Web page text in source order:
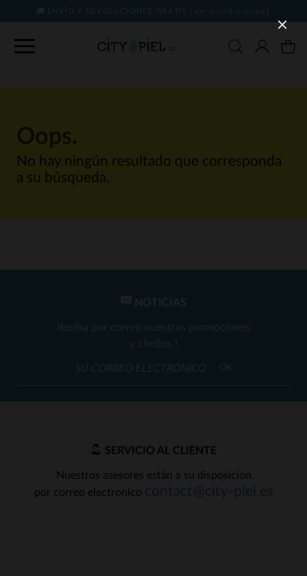
ENVÍO Y DEVOLUCIONES GRATIS (ver condiciones)
No hay ningún resultado que corresponda
a su búsqueda.
NOTICIAS
Reciba por correo nuestras promociones
y chollos !
OK
SERVICIO AL CLIENTE
Nuestros asesores están a su disposición
por correo electronico